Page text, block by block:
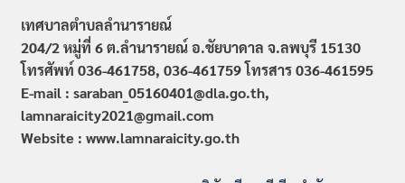
เทศบาลตำบลลำนารายณ์
204/2 หมู่ที่ 6 ต.ลำนารายณ์ อ.ชัยบาดาล จ.ลพบุรี 15130
โทรศัพท์ 036-461758, 036-461759 โทรสาร 036-461595
E-mail : saraban_05160401@dla.go.th,
lamnaraicity2021@gmail.com
Website : www.lamnaraicity.go.th